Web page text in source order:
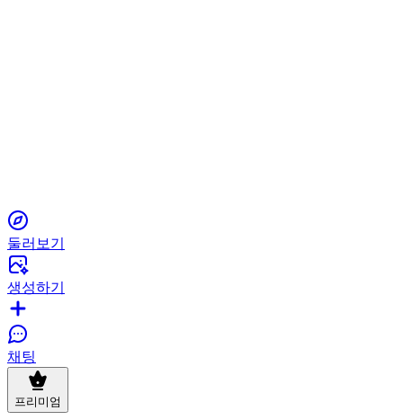
고객 지원 문의
둘러보기
생성하기
채팅
프리미엄